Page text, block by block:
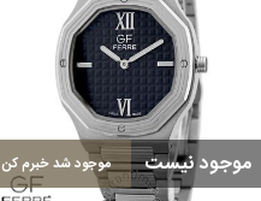
موجود نیست موجود شد خبرم کن